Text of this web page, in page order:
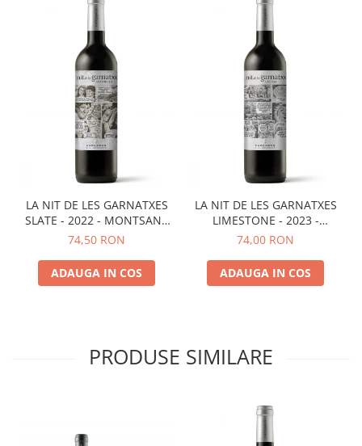
LA NIT DE LES GARNATXES
SLATE - 2022 - MONTSANT
D.O.
74,50 RON
ADAUGA IN COS
LA NIT DE LES GARNATXES
LIMESTONE - 2023 -
MONTSANT D.O.
74,00 RON
ADAUGA IN COS
PRODUSE SIMILARE